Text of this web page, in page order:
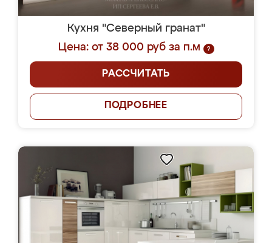
Кухня "Северный гранат"
Цена: от 38 000 руб за п.м
?
РАССЧИТАТЬ
ПОДРОБНЕЕ